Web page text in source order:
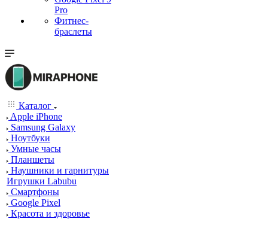
Pro
Фитнес-
браслеты
Каталог
Apple iPhone
Samsung Galaxy
Ноутбуки
Умные часы
Планшеты
Наушники и гарнитуры
Игрушки Labubu
Смартфоны
Google Pixel
Красота и здоровье